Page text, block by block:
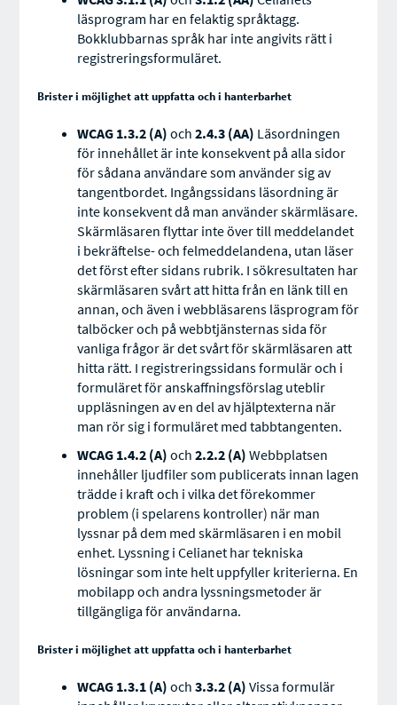
läsprogram har en felaktig språktagg.
Bokklubbarnas språk har inte angivits rätt i
registreringsformuläret.
Brister i möjlighet att uppfatta och i hanterbarhet
WCAG 1.3.2 (A) och2.4.3 (AA) Läsordningen
för innehållet är inte konsekvent på alla sidor
för sådana användare som använder sig av
tangentbordet. Ingångssidans läsordning är
inte konsekvent då man använder skärmläsare.
Skärmläsaren flyttar inte över till meddelandet
i bekräftelse- och felmeddelandena, utan läser
det först efter sidans rubrik. I sökresultaten har
skärmläsaren svårt att hitta från en länk till en
annan, och även i webbläsarens läsprogram för
talböcker och på webbtjänsternas sida för
vanliga frågor är det svårt för skärmläsaren att
hitta rätt. I registreringssidans formulär och i
formuläret för anskaffningsförslag uteblir
uppläsningen av en del av hjälptexterna när
man rör sig i formuläret med tabbtangenten.
WCAG 1.4.2 (A) och2.2.2 (A) Webbplatsen
innehåller ljudfiler som publicerats innan lagen
trädde i kraft och i vilka det förekommer
problem (i spelarens kontroller) när man
lyssnar på dem med skärmläsaren i en mobil
enhet. Lyssning i Celianet har tekniska
lösningar som inte helt uppfyller kriterierna. En
mobilapp och andra lyssningsmetoder är
tillgängliga för användarna.
Brister i möjlighet att uppfatta och i hanterbarhet
WCAG 1.3.1 (A) och3.3.2 (A) Vissa formulär